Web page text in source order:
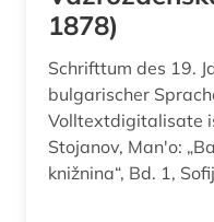
1878)
Schrifttum des 19.
bulgarischer Sprache. Hauptquelle für
Volltextdigitalisate
Stojanov, Manʹo:
knižnina“, Bd. 1,